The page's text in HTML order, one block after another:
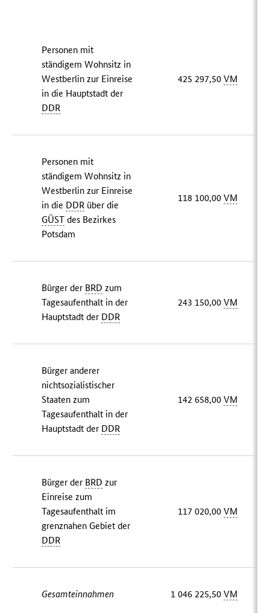
Personen mit
ständigem Wohnsitz in
Westberlin zur Einreise
in die Hauptstadt der
DDR
425 297,50VM
Personen mit
ständigem Wohnsitz in
Westberlin zur Einreise
in die DDR über die
GÜST des Bezirkes
Potsdam
118 100,00VM
Bürger der BRD zum
Tagesaufenthalt in der
Hauptstadt der DDR
243 150,00VM
Bürger anderer
nichtsozialistischer
Staaten zum
Tagesaufenthalt in der
Hauptstadt der DDR
142 658,00VM
Bürger der BRD zur
Einreise zum
Tagesaufenthalt im
grenznahen Gebiet der
DDR
117 020,00VM
Gesamteinnahmen 1 046 225,50VM